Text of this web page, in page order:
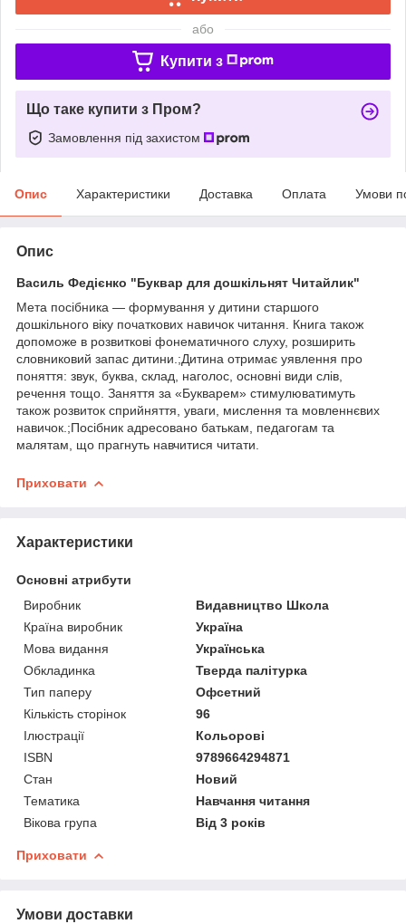
або
Купити з
Що таке купити з Пром?
Замовлення під захистом
Опис Характеристики Доставка Оплата Умови
Опис
Василь Федієнко "Буквар для дошкільнят Читайлик"
Мета посібника — формування у дитини старшого
дошкільного віку початкових навичок читання. Книга також
допоможе в розвиткові фонематичного слуху, розширить
словниковий запас дитини.;Дитина отримає уявлення про
поняття: звук, буква, склад, наголос, основні види слів,
речення тощо. Заняття за «Букварем» стимулюватимуть
також розвиток сприйняття, уваги, мислення та мовленнєвих
навичок.;Посібник адресовано батькам, педагогам та
малятам, що прагнуть навчитися читати.
Приховати
Характеристики
Основні атрибути
Виробник
Видавництво Школа
Країна виробник
Україна
Мова видання
Українська
Обкладинка
Тверда палітурка
Тип паперу
Офсетний
Кількість сторінок
96
Ілюстрації
Кольорові
ISBN
9789664294871
Стан
Новий
Тематика
Навчання читання
Вікова група
Від 3 років
Приховати
Умови доставки